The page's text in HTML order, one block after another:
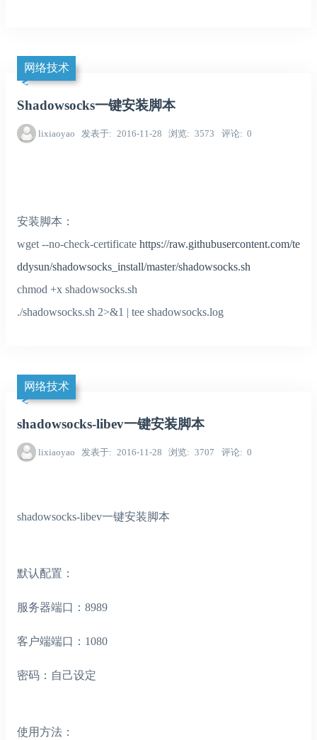
网络技术
Shadowsocks一键安装脚本
lixiaoyao 发表于 2016-11-28 浏览 3573 评论 0
安装脚本：
wget --no-check-certificate https://raw.githubusercontent.com/te
ddysun/shadowsocks_install/master/shadowsocks.sh
chmod +x shadowsocks.sh
./shadowsocks.sh 2>&1 | tee shadowsocks.log
网络技术
shadowsocks-libev一键安装脚本
lixiaoyao 发表于 2016-11-28 浏览 3707 评论 0
shadowsocks-libev一键安装脚本
默认配置：
服务器端口：8989
客户端端口：1080
密码：自己设定
使用方法：